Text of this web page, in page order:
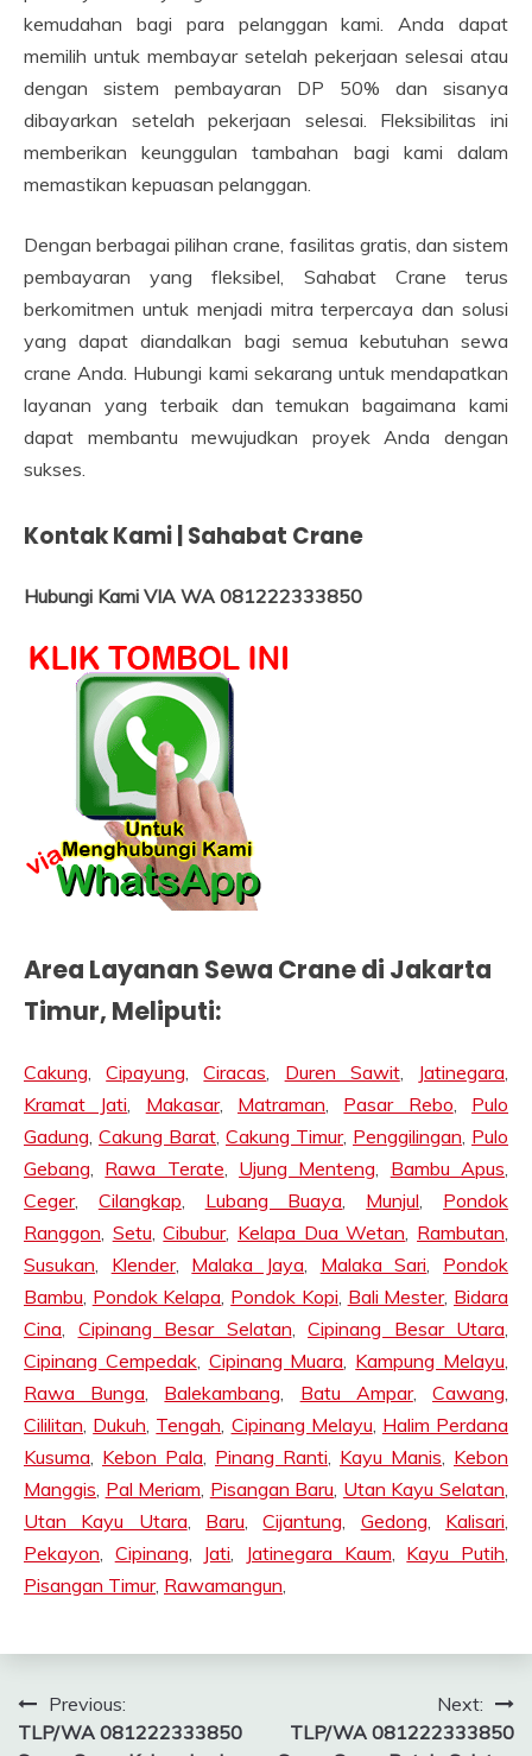
kemudahan bagi para pelanggan kami. Anda dapat
memilih untuk membayar setelah pekerjaan selesai atau
dengan sistem pembayaran DP 50% dan sisanya
dibayarkan setelah pekerjaan selesai. Fleksibilitas ini
memberikan keunggulan tambahan bagi kami dalam
memastikan kepuasan pelanggan.
Dengan berbagai pilihan crane, fasilitas gratis, dan sistem
pembayaran yang fleksibel, Sahabat Crane terus
berkomitmen untuk menjadi mitra terpercaya dan solusi
yang dapat diandalkan bagi semua kebutuhan sewa
crane Anda. Hubungi kami sekarang untuk mendapatkan
layanan yang terbaik dan temukan bagaimana kami
dapat membantu mewujudkan proyek Anda dengan
sukses.
Kontak Kami | Sahabat Crane
Hubungi Kami VIA WA 081222333850
Area Layanan Sewa Crane di Jakarta
Timur, Meliputi:
Cakung ,Cipayung ,Ciracas Duren Sawit, Jatinegara
Kramat Jati
Makasar, Matraman Pasar Rebo
Pulo
Gadung Cakung Barat Cakung Timur, Penggilingan Pulo
Gebang
Rawa Terate Ujung Menteng Bambu Apus
Ceger, Cilangkap Lubang Buaya Munjul
Pondok
Ranggon Setu ,Cibubur, Kelapa Dua Wetan Rambutan
Susukan
Klender, Malaka Jaya Malaka Sari
Pondok
Bambu Pondok Kelapa Pondok Kopi Bali Mester, Bidara
Cina
Cipinang Besar Selatan Cipinang Besar Utara
Cipinang Cempedak, Cipinang Muara Kampung Melayu
Rawa Bunga
Balekambang Batu Ampar,Cawang
Cililitan Dukuh Tengah Cipinang Melayu Halim Perdana
Kusuma Kebon Pala Pinang Ranti Kayu Manis Kebon
Manggis Pal Meriam Pisangan Baru Utan Kayu Selatan
Utan Kayu Utara
Baru ,Cijantung Gedong Kalisari
Pekayon
Cipinang Jati Jatinegara Kaum Kayu Putih
Pisangan Timur, Rawamangun
PostPrevious:
TLP/WA 081222333850
Next:
TLP/WA 081222333850